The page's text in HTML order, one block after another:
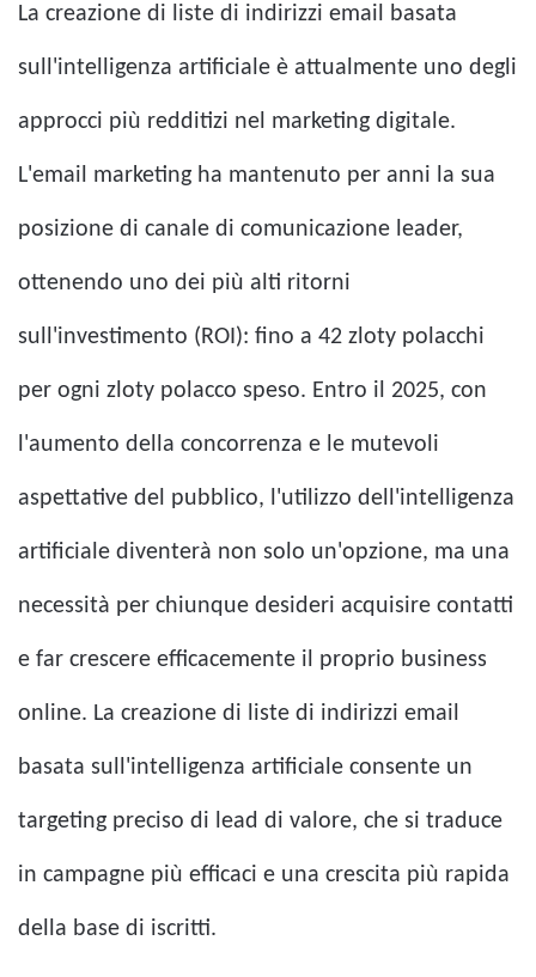
La creazione di liste di indirizzi email basata
sull'intelligenza artificiale è attualmente uno degli
approcci più redditizi nel marketing digitale.
L'email marketing ha mantenuto per anni la sua
posizione di canale di comunicazione leader,
ottenendo uno dei più alti ritorni
sull'investimento (ROI): fino a 42 zloty polacchi
per ogni zloty polacco speso. Entro il 2025, con
l'aumento della concorrenza e le mutevoli
aspettative del pubblico, l'utilizzo dell'intelligenza
artificiale diventerà non solo un'opzione, ma una
necessità per chiunque desideri acquisire contatti
e far crescere efficacemente il proprio business
online. La creazione di liste di indirizzi email
basata sull'intelligenza artificiale consente un
targeting preciso di lead di valore, che si traduce
in campagne più efficaci e una crescita più rapida
della base di iscritti.